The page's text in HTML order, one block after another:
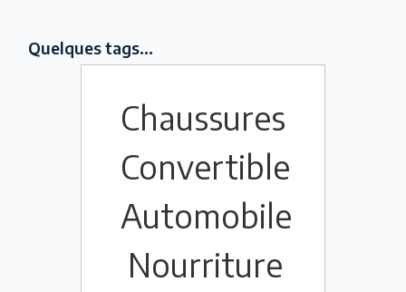
Quelques tags...
Chaussures
Convertible
Automobile
Nourriture